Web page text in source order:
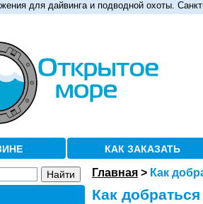
для дайвинга и подводной охоты.
КАК ЗАКАЗАТЬ
Главная> Как
Как